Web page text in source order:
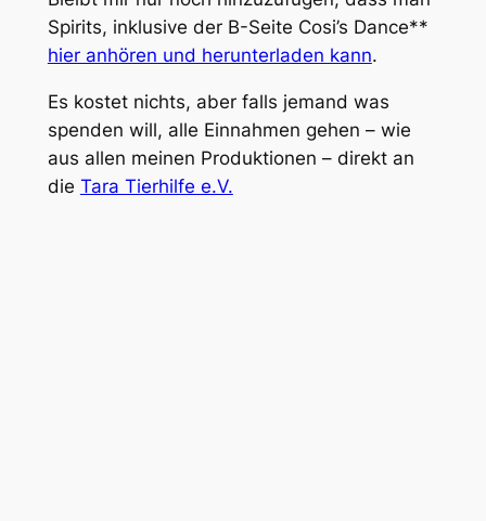
Spirits, inklusive der B-Seite Cosi’s Dance**
hier anhören und herunterladen kann.
Es kostet nichts, aber falls jemand was
spenden will, alle Einnahmen gehen – wie
aus allen meinen Produktionen – direkt an
die Tara Tierhilfe e.V.